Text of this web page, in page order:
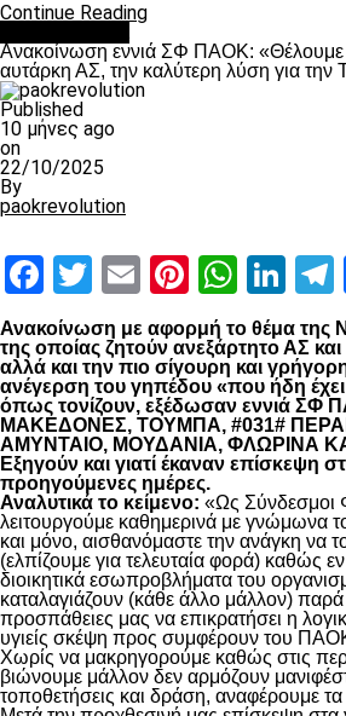
Continue Reading
Ανακοίνωση εννιά ΣΦ ΠΑΟΚ: «Θέλουμε
αυτάρκη ΑΣ, την καλύτερη λύση για την
Published
10 μήνες ago
on
22/10/2025
By
paokrevolution
Facebook
Twitter
EmailPinterest
Ανακοίνωση με αφορμή το θέμα της
της οποίας ζητούν ανεξάρτητο ΑΣ
αλλά και την πιο σίγουρη και
ανέγερση του γηπέδου «που ήδη
όπως τονίζουν, εξέδωσαν εννιά
ΜΑΚΕΔΟΝΕΣ, ΤΟΥΜΠΑ, #031#
ΑΜΥΝΤΑΙΟ, ΜΟΥΔΑΝΙΑ, ΦΛΩΡΙΝΑ
Εξηγούν και γιατί έκαναν επίσκεψη
προηγούμενες ημέρες.
Αναλυτικά το κείμενο: «Ως
λειτουργούμε καθημερινά με γνώμωνα
και μόνο, αισθανόμαστε την ανάγκη να
(ελπίζουμε για τελευταία φορά) καθώς
διοικητικά εσωπροβλήματα του
καταλαγιάζουν (κάθε άλλο μάλλον) παρά
προσπάθειες μας να επικρατήσει η
υγιείς σκέψη προς συμφέρουν του
Χωρίς να μακρηγορούμε καθώς στις
βιώνουμε μάλλον δεν αρμόζουν
τοποθετήσεις και δράση, αναφέρουμε τα